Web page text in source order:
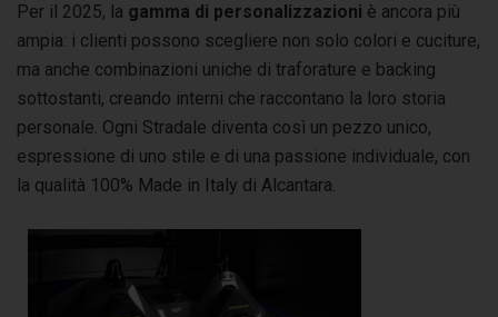
Per il 2025, la gamma di personalizzazioni è ancora più
ampia: i clienti possono scegliere non solo colori e cuciture,
ma anche combinazioni uniche di traforature e backing
sottostanti, creando interni che raccontano la loro storia
personale. Ogni Stradale diventa così un pezzo unico,
espressione di uno stile e di una passione individuale, con
la qualità 100% Made in Italy di Alcantara.